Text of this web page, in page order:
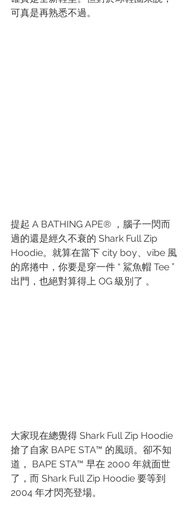
可真是再熟悉不過。
提起 A BATHING APE® ，腦子一閃而
過的還是經久不衰的 Shark Full Zip
Hoodie。就算在當下 city boy、vibe 風
的席捲中，你要是穿一件 “ 鯊魚帽 Tee ”
出門，也絕對算得上 OG 級別了 。
大家現在總覺得 Shark Full Zip Hoodie
搶了自家 BAPE STA™ 的風頭。卻不知
道， BAPE STA™ 早在 2000 年就面世
了，而 Shark Full Zip Hoodie 要等到
2004 年才閃亮登場。